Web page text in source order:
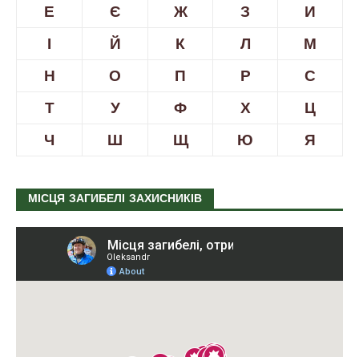
Е
Є Ж З
И
І
Й К Л
М
Н
О П Р
С
Т
У Ф Х
Ц
Ч
Ш Щ Ю Я
МІСЦЯ ЗАГИБЕЛІ ЗАХИСНИКІВ